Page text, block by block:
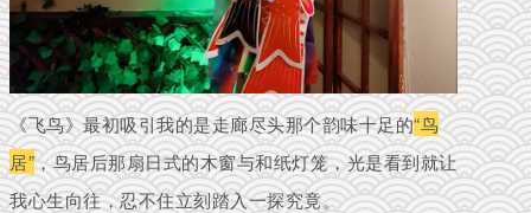
《飞鸟》最初吸引我的是走廊尽头那个韵味十足的“鸟
居”，鸟居后那扇日式的木窗与和纸灯笼，光是看到就让
我心生向往，忍不住立刻踏入一探究竟。